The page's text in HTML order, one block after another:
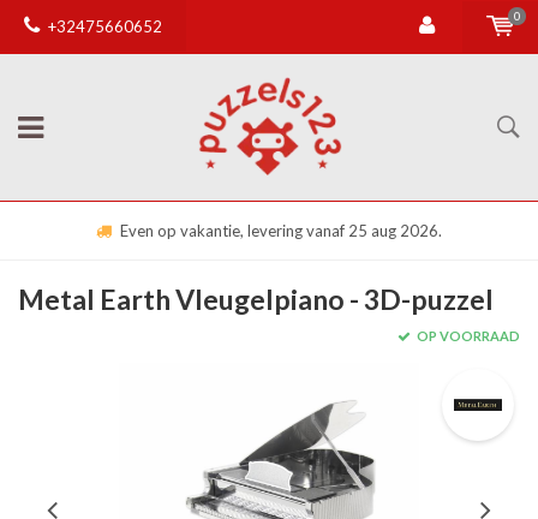
+32475660652
0
Even op vakantie, levering vanaf 25 aug 2026.
Metal Earth Vleugelpiano - 3D-puzzel
OP VOORRAAD